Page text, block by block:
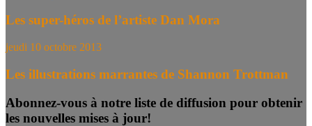
Les super-héros de l’artiste Dan Mora
jeudi 10 octobre 2013
Les illustrations marrantes de Shannon Trottman
Abonnez-vous à notre liste de diffusion pour obtenir
les nouvelles mises à jour!